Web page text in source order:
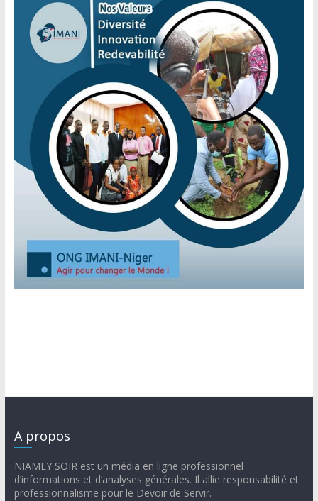
A propos
NIAMEY SOIR est un média en ligne professionnel
d’informations et d’analyses générales. Il allie responsabilité et
professionnalisme pour le Devoir de Servir.